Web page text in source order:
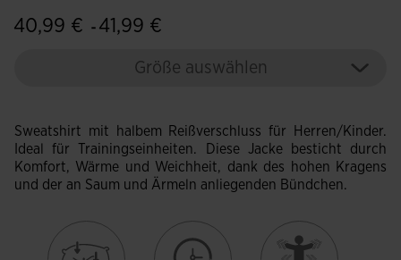
40,99 € - 41,99 €
Größe auswählen
Sweatshirt mit halbem Reißverschluss für Herren/Kinder.
Ideal für Trainingseinheiten. Diese Jacke besticht durch
Komfort, Wärme und Weichheit, dank des hohen Kragens
und der an Saum und Ärmeln anliegenden Bündchen.